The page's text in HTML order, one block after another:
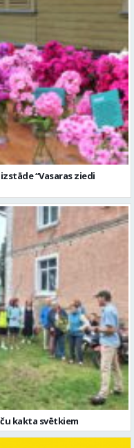
“Vasaras ziedi
kakta svētkiem